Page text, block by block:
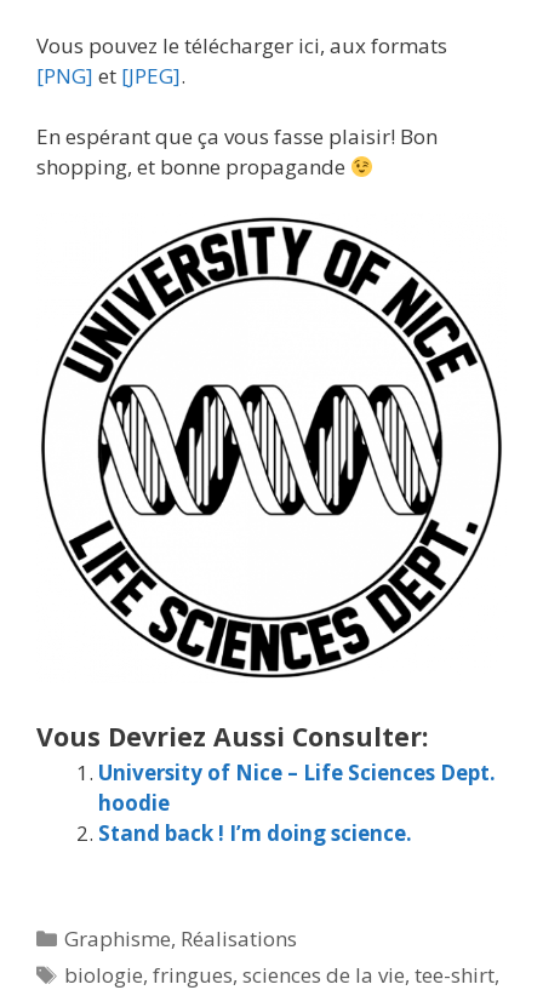
Vous pouvez le télécharger ici, aux formats
[PNG] et [JPEG].
En espérant que ça vous fasse plaisir! Bon
shopping, et bonne propagande
Vous Devriez Aussi Consulter:
University of Nice – Life Sciences Dept.
hoodie
Stand back ! I’m doing science.
Catégories
Graphisme, Réalisations
Étiquettes
biologie,fringues,sciences de la vie,tee-shirt,